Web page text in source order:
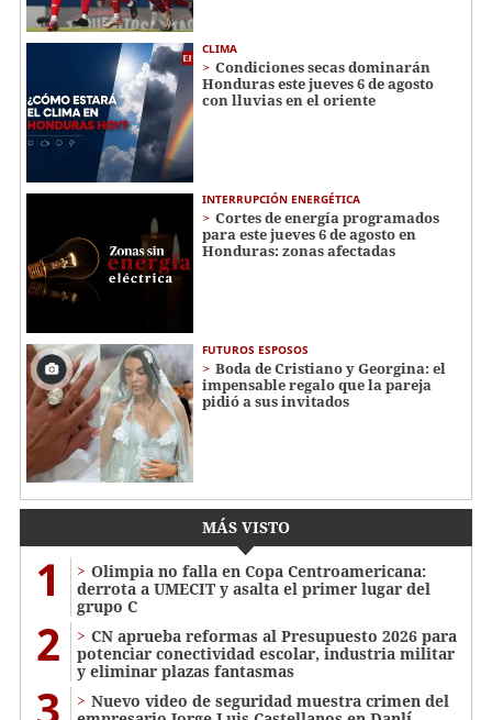
CLIMA
Condiciones secas dominarán
Honduras este jueves 6 de agosto
con lluvias en el oriente
INTERRUPCIÓN ENERGÉTICA
Cortes de energía programados
para este jueves 6 de agosto en
Honduras: zonas afectadas
FUTUROS ESPOSOS
Boda de Cristiano y Georgina: el
impensable regalo que la pareja
pidió a sus invitados
MÁS VISTO
1
Olimpia no falla en Copa Centroamericana:
derrota a UMECIT y asalta el primer lugar del
grupo C
2
CN aprueba reformas al Presupuesto 2026 para
potenciar conectividad escolar, industria militar
y eliminar plazas fantasmas
Nuevo video de seguridad muestra crimen del